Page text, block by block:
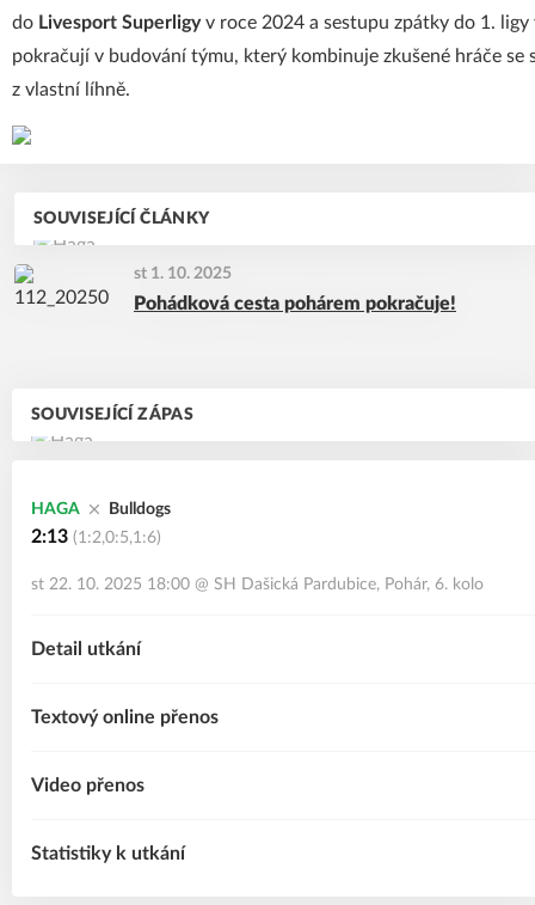
SOUVISEJÍCÍ ZÁPAS
HAGA Bulldogs
2:13 (1:2,0:5,1:6)
st 22. 10. 2025 18:00 @ SH Dašická Pardubice, Pohár, 6. kolo
Detail utkání
Textový online přenos
Video přenos
Statistiky k utkání
do Livesport Superligyv roce 2024 a sestupu zpátky do 1. ligy
pokračují v budování týmu, který kombinuje zkušené hráče se
z vlastní líhně.
SOUVISEJÍCÍ ČLÁNKY
st 1. 10. 2025
Pohádková cesta pohárem pokračuje!